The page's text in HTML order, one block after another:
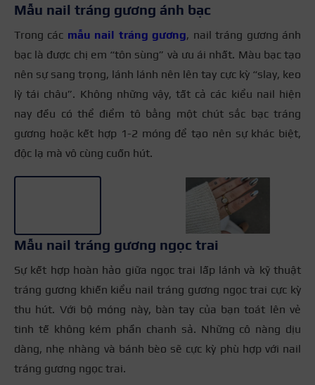
Mẫu nail tráng gương ánh bạc
Trong các mẫu nail tráng gương, nail tráng gương ánh
bạc là được chị em “tôn sùng” và ưu ái nhất. Màu bạc tạo
nên sự sang trọng, lánh lánh nên lên tay cực kỳ “slay, keo
lỳ tái châu”. Không những vậy, tất cả các kiểu nail hiện
nay đều có thể điểm tô bằng một chút sắc bạc tráng
gương hoặc kết hợp 1-2 móng để tạo nên sự khác biệt,
độc lạ mà vô cùng cuốn hút.
Mẫu nail tráng gương ngọc trai
Sự kết hợp hoàn hảo giữa ngọc trai lấp lánh và kỹ thuật
tráng gương khiến kiểu nail tráng gương ngọc trai cực kỳ
thu hút. Với bộ móng này, bàn tay của bạn toát lên vẻ
tinh tế không kém phần chanh sả. Những cô nàng dịu
dàng, nhẹ nhàng và bánh bèo sẽ cực kỳ phù hợp với nail
tráng gương ngọc trai.